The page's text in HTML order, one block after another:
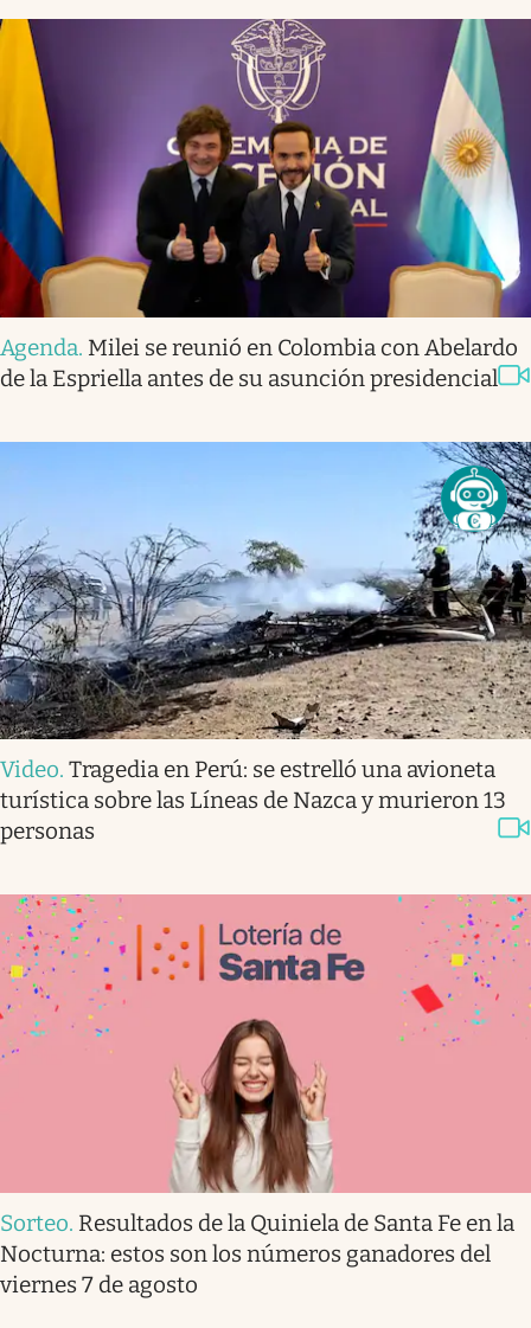
Agenda. Milei se reunió en Colombia con Abelardo
de la Espriella antes de su asunción presidencial
Video. Tragedia en Perú: se estrelló una avioneta
turística sobre las Líneas de Nazca y murieron 13
personas
Sorteo. Resultados de la Quiniela de Santa Fe en la
Nocturna: estos son los números ganadores del
viernes 7 de agosto